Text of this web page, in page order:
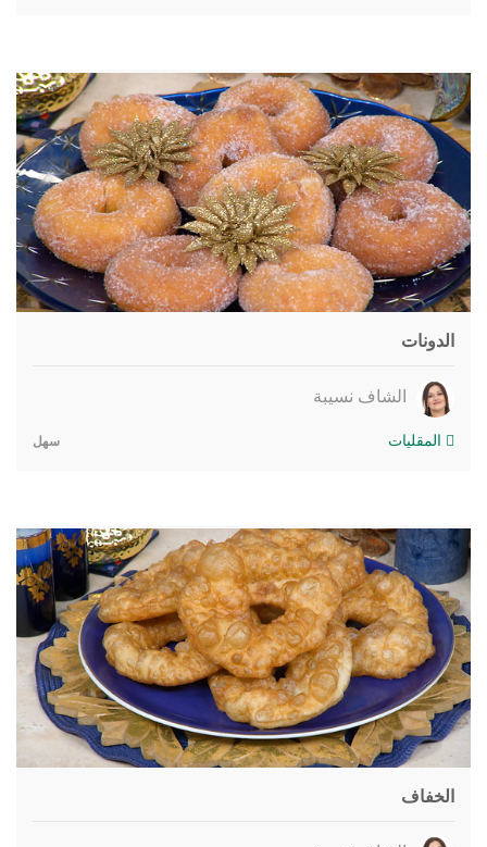
الدونات
الشاف نسيبة
المقليات سهل
الخفاف